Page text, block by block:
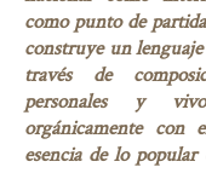
como punto de
construye un
través de
personales y
orgánicamente con
esencia de lo